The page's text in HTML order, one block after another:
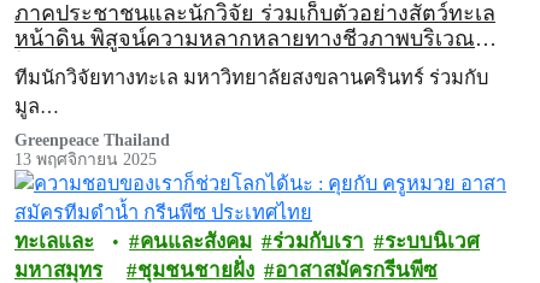
ภาคประชาชนและนักวิจัย ร่วมเก็บตัวอย่างสัตว์ทะเล
หน้าดิน พิสูจน์ความหลากหลายทางชีวภาพบริเวณ
โครงการแลนด์บริดจ์
ทีมนักวิจัยทางทะเล มหาวิทยาลัยสงขลานครินทร์ ร่วมกับ
มูล…
Greenpeace Thailand
13 พฤศจิกายน 2025
ทะเลและ
มหาสมุทร
คนและสังคม ร่วมกับเรา
ระบบนิเวศ
ชุมชนชายฝั่ง
อาสาสมัครกรีนพีซ